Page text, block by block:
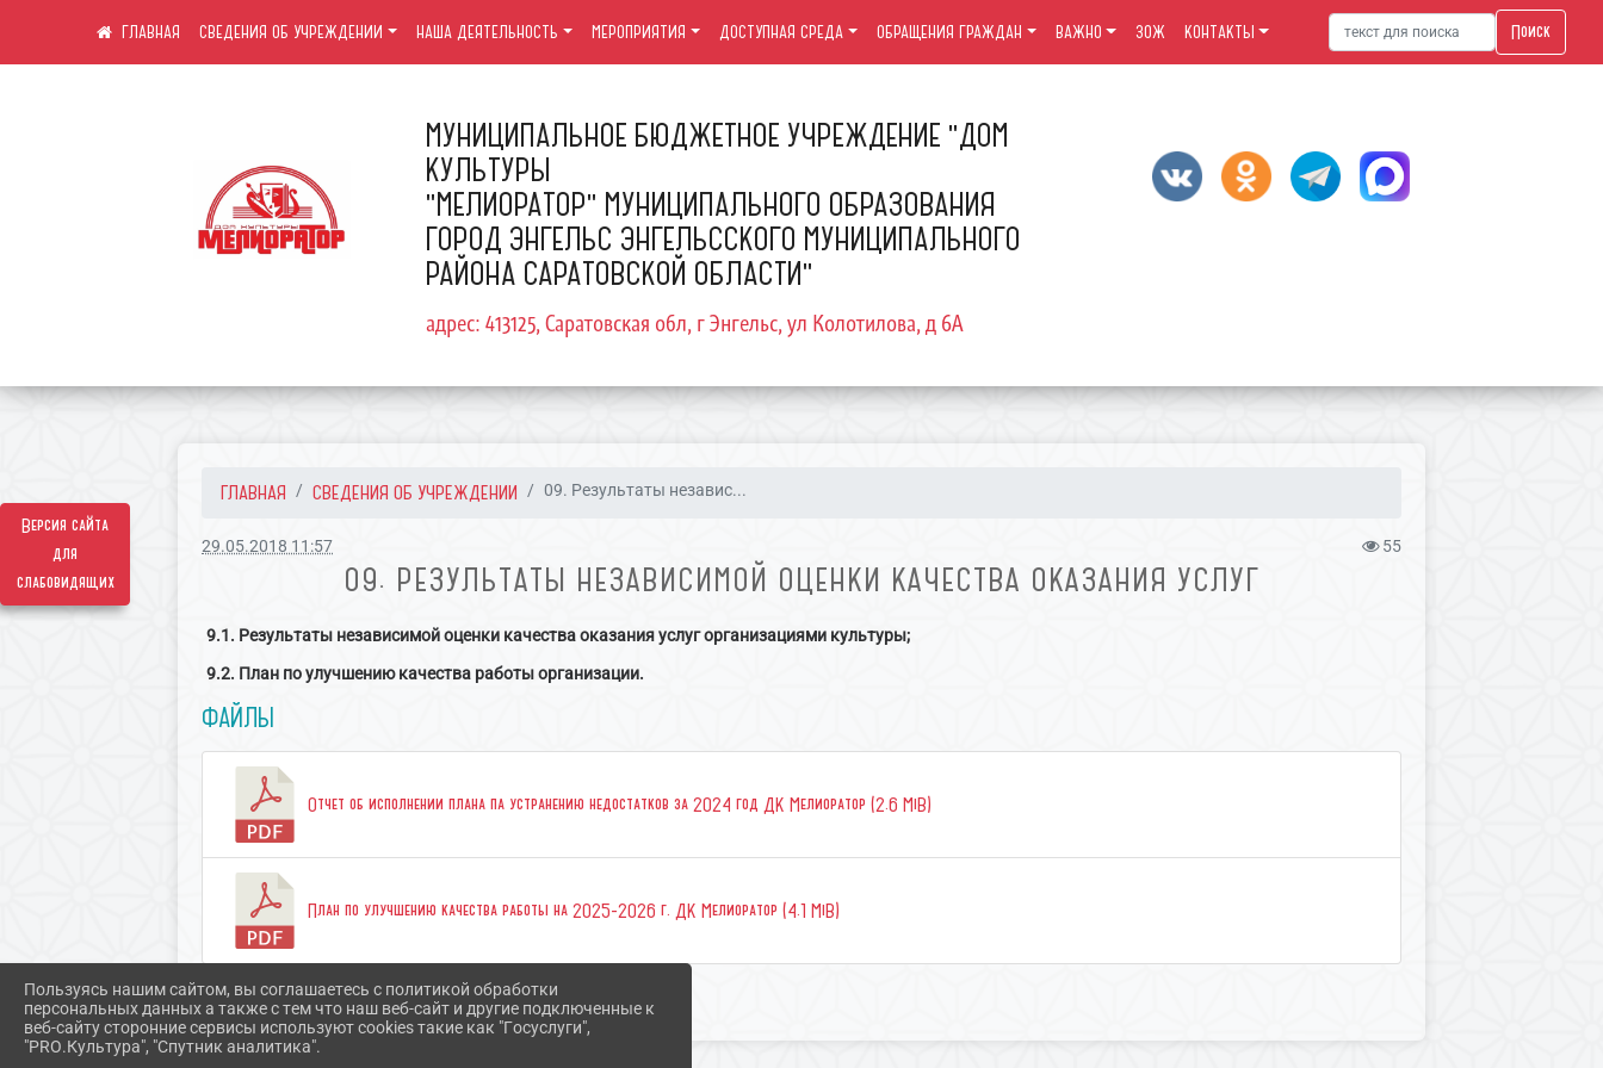
Версия сайта
для
слабовидящих
МУНИЦИПАЛЬНОЕ БЮДЖЕТНОЕ УЧРЕЖДЕНИЕ "ДОМ
КУЛЬТУРЫ
"МЕЛИОРАТОР" МУНИЦИПАЛЬНОГО ОБРАЗОВАНИЯ
ГОРОД ЭНГЕЛЬС ЭНГЕЛЬССКОГО МУНИЦИПАЛЬНОГО
РАЙОНА САРАТОВСКОЙ ОБЛАСТИ"
адрес: 413125, Саратовская обл, г Энгельс, ул Колотилова, д 6А
СВЕДЕНИЯ ОБ УЧРЕЖДЕНИИ НАША ДЕЯТЕЛЬНОСТЬ МЕРОПРИЯТИЯ ДОСТУПНАЯ СРЕДА ОБРАЩЕНИЯ ГРАЖДАН ВАЖНО ЗОЖ КОНТАКТЫ Поиск
ГЛАВНАЯ СВЕДЕНИЯ ОБ УЧРЕЖДЕНИИ 09. Результаты независ...
29.05.2018 11:57 55
09. РЕЗУЛЬТАТЫ НЕЗАВИСИМОЙ ОЦЕНКИ КАЧЕСТВА ОКАЗАНИЯ УСЛУГ
9.1. Результаты независимой оценки качества оказания услуг организациями культуры;
9.2. План по улучшению качества работы организации.
ФАЙЛЫ
Отчет об исполнении плана па устранению недостатков за 2024 год ДК Мелиоратор (2.6 MiB)
План по улучшению качества работы на 2025-2026 г. ДК Мелиоратор (4.1 MiB)
Скачать все
Пользуясь нашим сайтом, вы соглашаетесь с политикой обработки
персональных данных а также с тем что наш веб-сайт и другие подключенные к
веб-сайту сторонние сервисы используют cookies такие как "Госуслуги",
"PRO.Культура", "Спутник аналитика".